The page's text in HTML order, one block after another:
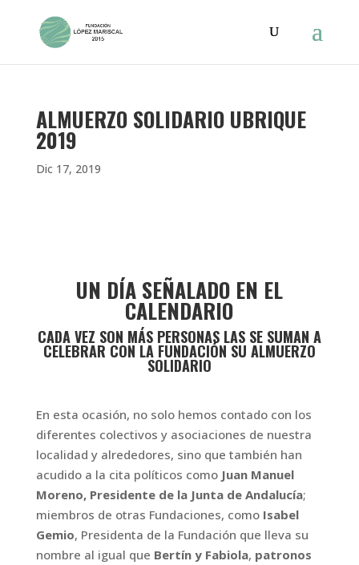
ALMUERZO SOLIDARIO UBRIQUE
2019
Dic 17, 2019
UN DÍA SEÑALADO EN EL
CALENDARIO
CADA VEZ SON MÁS PERSONAS LAS SE SUMAN A
CELEBRAR CON LA FUNDACIÓN SU ALMUERZO
SOLIDARIO
En esta ocasión, no solo hemos contado con los
diferentes colectivos y asociaciones de nuestra
localidad y alrededores, sino que también han
acudido a la cita políticos como Juan Manuel
Moreno, Presidente de la Junta de Andalucía;
miembros de otras Fundaciones, como Isabel
Gemio, Presidenta de la Fundación que lleva su
nombre al igual que Bertín y Fabiola, patronos